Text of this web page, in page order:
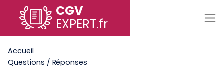
CGV
EXPERT.fr
Accueil
Questions / Réponses